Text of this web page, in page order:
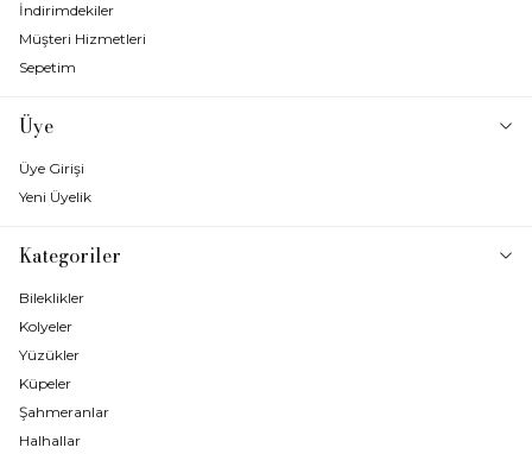
İndirimdekiler
Müşteri Hizmetleri
Sepetim
Üye
Üye Girişi
Yeni Üyelik
Kategoriler
Bileklikler
Kolyeler
Yüzükler
Küpeler
Şahmeranlar
Halhallar